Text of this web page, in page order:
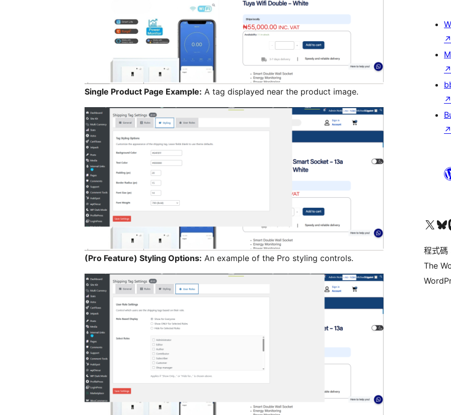
Single Product Page Example: A tag displayed near the product image.
(Pro Feature) Styling Options: An example of the Pro styling controls.
↗
↗
↗
↗
查看我們的 X (之前的 Twitter) 帳號造訪我們的 Bluesky 帳號造
程式碼
The